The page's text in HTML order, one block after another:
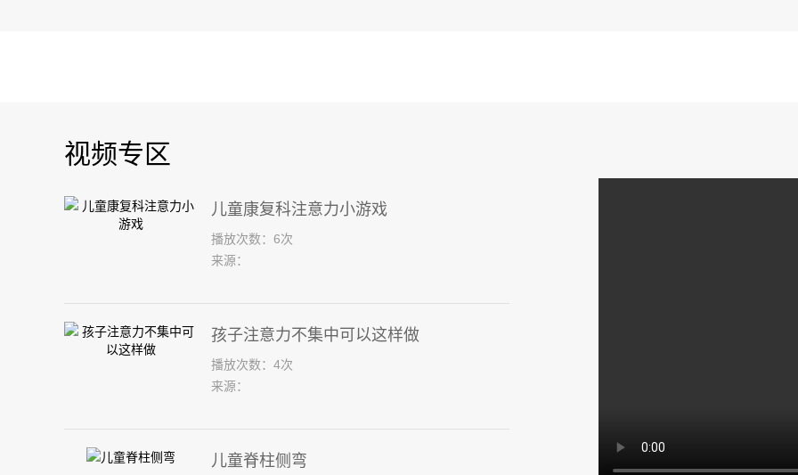
视频专区
儿童康复科注意力小游戏
播放次数：6次
来源：
孩子注意力不集中可以这样做
播放次数：4次
来源：
儿童脊柱侧弯